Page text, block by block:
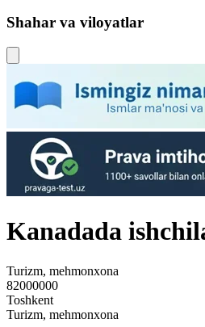
Shahar va viloyatlar
Kanadada
Turizm, mehmonxona
82000000
Toshkent
Turizm, mehmonxona